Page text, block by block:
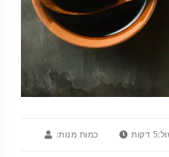
5 דקות כמות מנות: